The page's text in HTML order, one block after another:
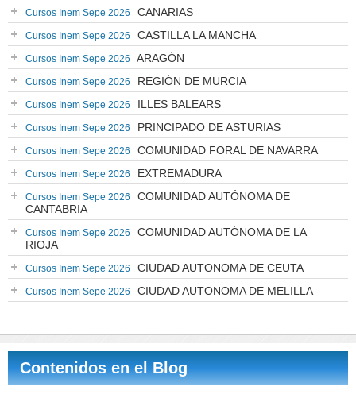
Cursos Inem Sepe 2026 CANARIAS
Cursos Inem Sepe 2026 CASTILLA LA MANCHA
Cursos Inem Sepe 2026 ARAGÓN
Cursos Inem Sepe 2026 REGIÓN DE MURCIA
Cursos Inem Sepe 2026 ILLES BALEARS
Cursos Inem Sepe 2026 PRINCIPADO DE ASTURIAS
Cursos Inem Sepe 2026 COMUNIDAD FORAL DE NAVARRA
Cursos Inem Sepe 2026 EXTREMADURA
Cursos Inem Sepe 2026
COMUNIDAD AUTÓNOMA DE
CANTABRIA
Cursos Inem Sepe 2026
COMUNIDAD AUTÓNOMA DE LA
RIOJA
Cursos Inem Sepe 2026 CIUDAD AUTONOMA DE CEUTA
Cursos Inem Sepe 2026 CIUDAD AUTONOMA DE MELILLA
Contenidos en el Blog